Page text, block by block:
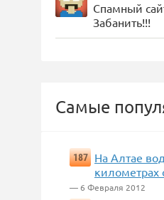
Спамный
Забанить!!!
Самые
187
На Алтае
километрах
— 6 Февраля 2012